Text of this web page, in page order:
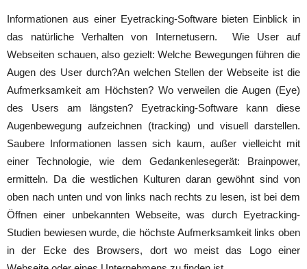
Informationen aus einer Eyetracking-Software bieten Einblick in
das natürliche Verhalten von Internetusern. Wie User auf
Webseiten schauen, also gezielt: Welche Bewegungen führen die
Augen des User durch?An welchen Stellen der Webseite ist die
Aufmerksamkeit am Höchsten? Wo verweilen die Augen (Eye)
des Users am längsten? Eyetracking-Software kann diese
Augenbewegung aufzeichnen (tracking) und visuell darstellen.
Saubere Informationen lassen sich kaum, außer vielleicht mit
einer Technologie, wie dem Gedankenlesegerät: Brainpower,
ermitteln. Da die westlichen Kulturen daran gewöhnt sind von
oben nach unten und von links nach rechts zu lesen, ist bei dem
Öffnen einer unbekannten Webseite, was durch Eyetracking-
Studien bewiesen wurde, die höchste Aufmerksamkeit links oben
in der Ecke des Browsers, dort wo meist das Logo einer